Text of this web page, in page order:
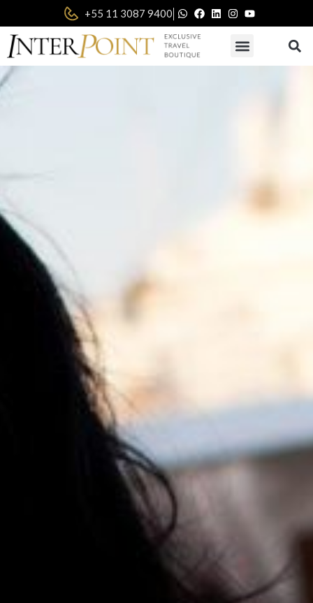
+55 11 3087 9400|